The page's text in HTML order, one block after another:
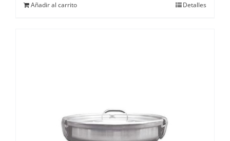
Añadir al carrito Detalles